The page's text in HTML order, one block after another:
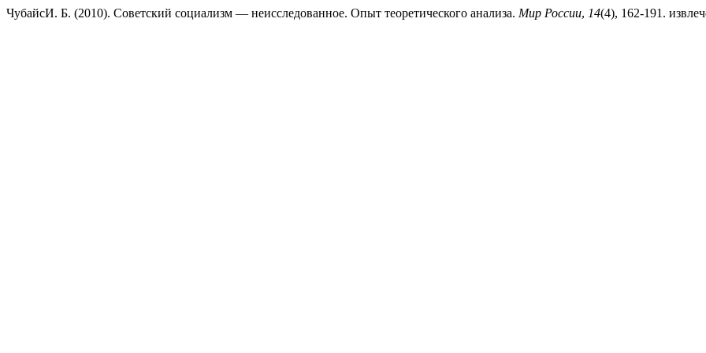
ЧубайсИ. Б. (2010). Советский социализм — неисследованное. Опыт теоретического анализа. Мир России, 14(4), 162-191.